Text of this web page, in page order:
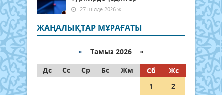
27 шілде 2026 ж.
ЖАҢАЛЫҚТАР МҰРАҒАТЫ
« Тамыз 2026 »
Дс
Сс Ср Бс Жм Сб
Жс
1
2